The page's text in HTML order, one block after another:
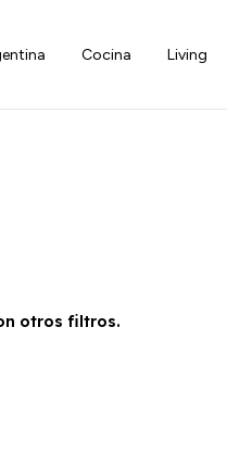
Cocina Living
otros filtros.